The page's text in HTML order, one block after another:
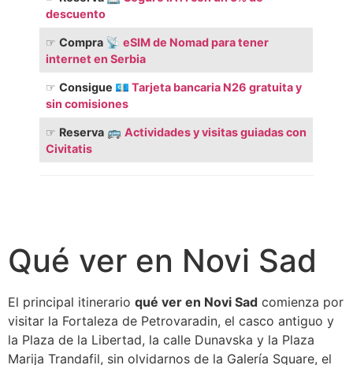
descuento
☞Compra 📡 eSIM de Nomad para tener
internet en Serbia
☞Consigue 💶Tarjeta bancaria N26 gratuita y
sin comisiones
☞ Reserva 🚌Actividades y visitas guiadas con
Civitatis
Qué ver en Novi Sad
El principal itinerario qué ver en Novi Sad comienza por
visitar la Fortaleza de Petrovaradin, el casco antiguo y
la Plaza de la Libertad, la calle Dunavska y la Plaza
Marija Trandafil, sin olvidarnos de la Galería Square, el